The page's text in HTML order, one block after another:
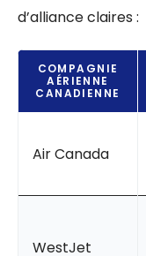
d’alliance claires :
COMPAGNIE
AÉRIENNE
CANADIENNE
Air Canada
WestJet